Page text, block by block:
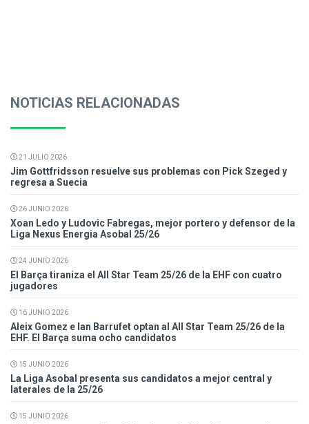
NOTICIAS RELACIONADAS
21 JULIO 2026
Jim Gottfridsson resuelve sus problemas con Pick Szeged y
regresa a Suecia
26 JUNIO 2026
Xoan Ledo y Ludovic Fabregas, mejor portero y defensor de la
Liga Nexus Energia Asobal 25/26
24 JUNIO 2026
El Barça tiraniza el All Star Team 25/26 de la EHF con cuatro
jugadores
16 JUNIO 2026
Aleix Gomez e Ian Barrufet optan al All Star Team 25/26 de la
EHF. El Barça suma ocho candidatos
15 JUNIO 2026
La Liga Asobal presenta sus candidatos a mejor central y
laterales de la 25/26
15 JUNIO 2026